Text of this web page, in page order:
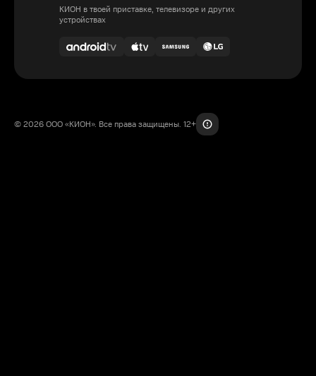
КИОН в твоей приставке, телевизоре и других
устройствах
© 2026 ООО «КИОН». Все права защищены. 12+